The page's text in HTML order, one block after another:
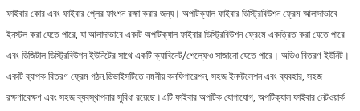
ফাইবার কোর এবং ফাইবার প্লের ফাংশন রক্ষা করার জন্য। অপটিক্যাল ফাইবার ডিস্ট্রিবিউশন ফ্রেম আলাদাভাবে
ইনস্টল করা যেতে পারে, যা আলাদাভাবে একটি অপটিক্যাল ফাইবার ডিস্ট্রিবিউশন ফ্রেমে একত্রিত করা যেতে পারে
এবং ডিজিটাল ডিস্ট্রিবিউশন ইউনিটের সাথে একটি ক্যাবিনেট/শেল্ফেও সাজানো যেতে পারে। অডিও বিতরণ ইউনিট।
একটি ব্যাপক বিতরণ ফ্রেম গঠন.ডিভাইসটিতে নমনীয় কনফিগারেশন, সহজ ইনস্টলেশন এবং ব্যবহার, সহজ
রক্ষণাবেক্ষণ এবং সহজ ব্যবস্থাপনার সুবিধা রয়েছে।এটি ফাইবার অপটিক যোগাযোগ, অপটিক্যাল ফাইবার নেটওয়ার্ক